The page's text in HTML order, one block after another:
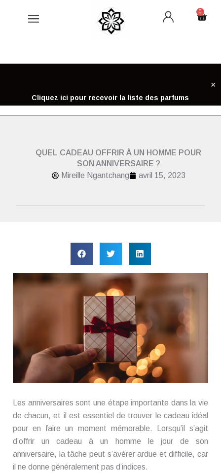
0
Cart
Cliquez ici pour recevoir la liste des parfums
×
QUEL CADEAU OFFRIR À UN HOMME POUR
SON ANNIVERSAIRE ?
Mireille Ngantchang
avril 15, 2023
Les anniversaires sont une étape importante dans la vie
de chacun, et il est essentiel de trouver le cadeau idéal
pour en faire un moment mémorable. Lorsqu’il s’agit
d’offrir un cadeau à un homme le jour de son
anniversaire, la tâche peut s’avérer ardue et difficile, car
il ne donne généralement pas d’indices.